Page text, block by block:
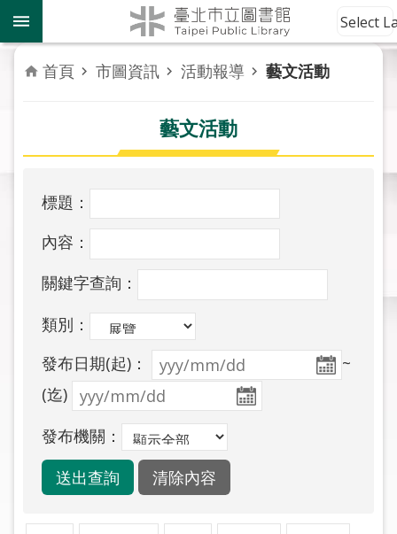
跳到主要內容區塊
到
館
資
訊
者
活
報
導
於
圖
申
Select
首頁 市圖資訊 活動報導 藝文活動
藝文活動
標題：
內容：
關鍵字查詢：
類別：
發布日期(起)：
~
(迄)
發布機關：